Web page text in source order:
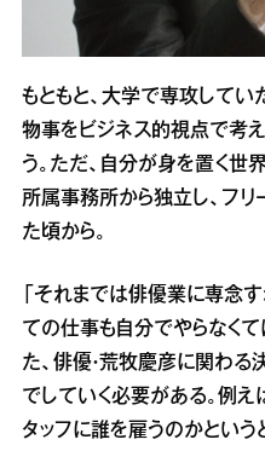
もともと、大学で専攻してい
物事をビジネス的視点で考
う。ただ、自分が身を置く世
所属事務所から独立し、フ
た頃から。
「それまでは俳優業に専念
ての仕事も自分でやらなく
た、俳優・荒牧慶彦に関わ
でしていく必要がある。例
タッフに誰を雇うのかという